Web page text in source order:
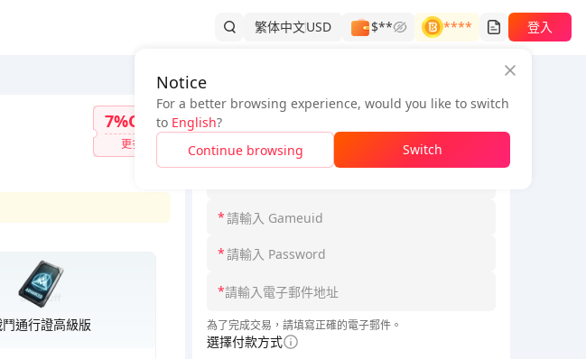
繁体中文USD $** **** 登入
訂單資訊
*請選擇 Loginmodel
*
*
*
為了完成交易，請填寫正確的電子郵件。
選擇付款方式
7%OFF
更多
通行證高級版
Notice
For a better browsing experience, would you like to switch
to English?
Continue browsing
Switch